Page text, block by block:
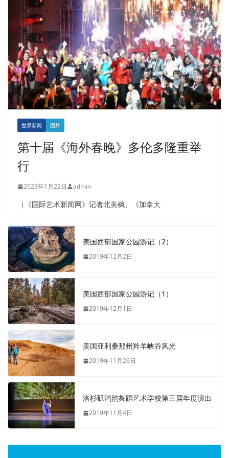
世界新闻 图片
第十届《海外春晚》多伦多隆重举
行
2023年1月22日 admin
（《国际艺术新闻网》记者北美枫、《加拿大
美国西部国家公园游记（2）
2019年12月2日
美国西部国家公园游记（1）
2019年12月1日
美国亚利桑那州羚羊峡谷风光
2019年11月26日
洛杉矶鸿韵舞蹈艺术学校第三届年度演出
2019年11月4日